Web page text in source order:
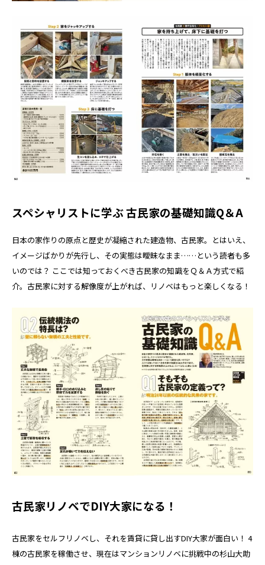
スペシャリストに学ぶ 古民家の基礎知識Q＆A
日本の家作りの原点と歴史が凝縮された建造物、古民家。とはいえ、
イメージばかりが先行し、その実態は曖昧なまま……という読者も多
いのでは？ ここでは知っておくべき古民家の知識をＱ＆Ａ方式で紹
介。古民家に対する解像度が上がれば、リノベはもっと楽しくなる！
古民家リノベでDIY大家になる！
古民家をセルフリノベし、それを賃貸に貸し出すDIY大家が面白い！ 4
棟の古民家を稼働させ、現在はマンションリノベに挑戦中の杉山大助